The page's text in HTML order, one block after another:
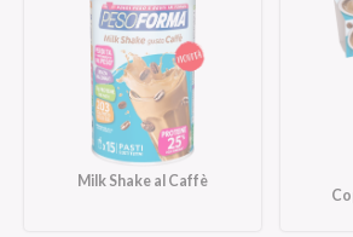
Milk Shake al Caffè